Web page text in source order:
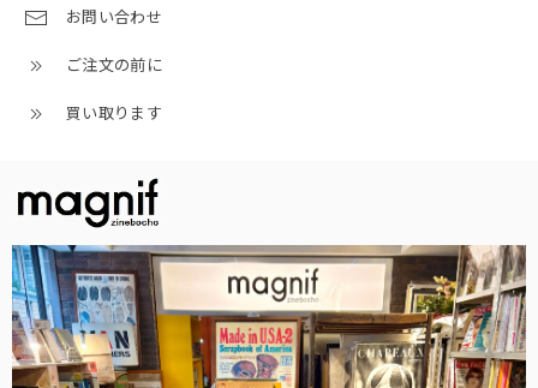
お問い合わせ
ご注文の前に
買い取ります